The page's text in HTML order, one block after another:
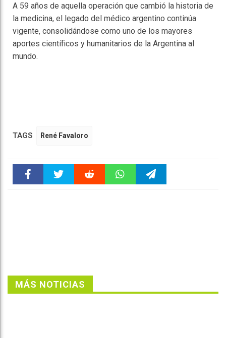
A 59 años de aquella operación que cambió la historia de
la medicina, el legado del médico argentino continúa
vigente, consolidándose como uno de los mayores
aportes científicos y humanitarios de la Argentina al
mundo.
TAGS René Favaloro
MÁS NOTICIAS